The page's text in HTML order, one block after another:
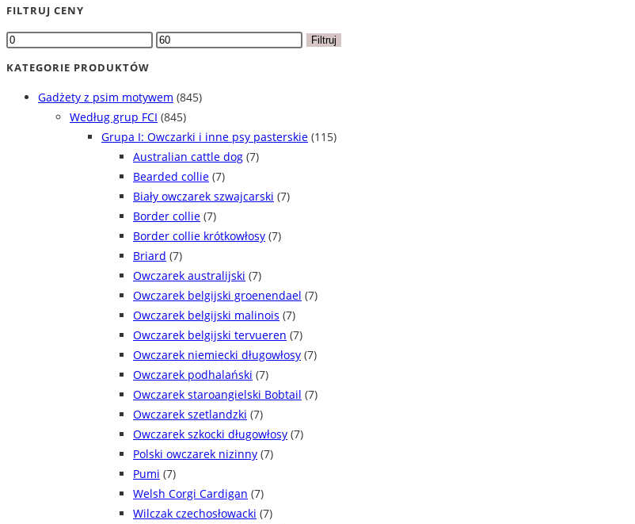
wariantów.
można
wybrać
na
stronie
produktu
FILTRUJ CENY
Cena
Cena
Filtruj
KATEGORIE PRODUKTÓW
Gadżety z psim motywem (845)
Według grup FCI (845)
Grupa I: Owczarki i inne psy pasterskie (115)
Australian cattle dog (7)
Bearded collie (7)
Biały owczarek szwajcarski (7)
Border collie (7)
Border collie krótkowłosy (7)
Briard (7)
Owczarek australijski (7)
Owczarek belgijski groenendael (7)
Owczarek belgijski malinois (7)
Owczarek belgijski tervueren (7)
Owczarek niemiecki długowłosy (7)
Owczarek podhalański (7)
Owczarek staroangielski Bobtail (7)
Owczarek szetlandzki (7)
Owczarek szkocki długowłosy (7)
Polski owczarek nizinny (7)
Pumi (7)
Welsh Corgi Cardigan (7)
Wilczak czechosłowacki (7)